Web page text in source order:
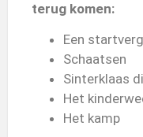
terug komen:
Een
Schaatsen
Sinterklaas
Het
Het kamp